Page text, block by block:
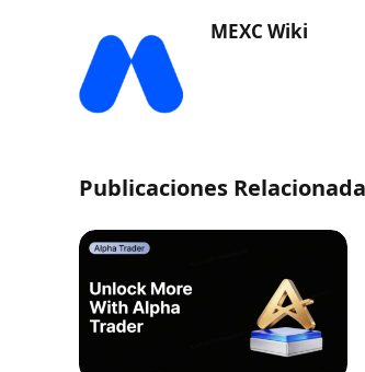
MEXC Wiki
Publicaciones